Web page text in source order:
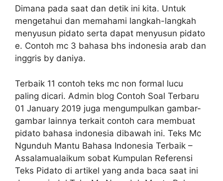
Dimana pada saat dan detik ini kita. Untuk
mengetahui dan memahami langkah-langkah
menyusun pidato serta dapat menyusun pidato
e. Contoh mc 3 bahasa bhs indonesia arab dan
inggris by daniya.
Terbaik 11 contoh teks mc non formal lucu
paling dicari. Admin blog Contoh Soal Terbaru
01 January 2019 juga mengumpulkan gambar-
gambar lainnya terkait contoh cara membuat
pidato bahasa indonesia dibawah ini. Teks Mc
Ngunduh Mantu Bahasa Indonesia Terbaik –
Assalamualaikum sobat Kumpulan Referensi
Teks Pidato di artikel yang anda baca saat ini